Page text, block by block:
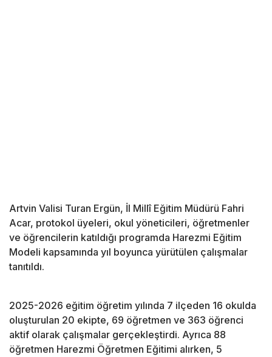
Artvin Valisi Turan Ergün, İl Millî Eğitim Müdürü Fahri
Acar, protokol üyeleri, okul yöneticileri, öğretmenler
ve öğrencilerin katıldığı programda Harezmi Eğitim
Modeli kapsamında yıl boyunca yürütülen çalışmalar
tanıtıldı.
2025-2026 eğitim öğretim yılında 7 ilçeden 16 okulda
oluşturulan 20 ekipte, 69 öğretmen ve 363 öğrenci
aktif olarak çalışmalar gerçekleştirdi. Ayrıca 88
öğretmen Harezmi Öğretmen Eğitimi alırken, 5